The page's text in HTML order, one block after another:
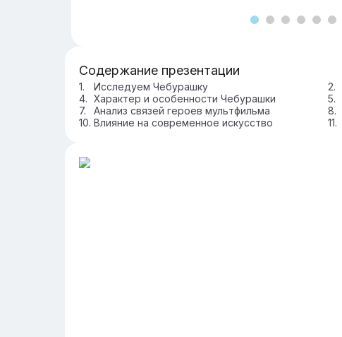
Содержание презентации
Исследуем Чебурашку
Характер и особенности Чебурашки
Анализ связей героев мультфильма
Влияние на современное искусство